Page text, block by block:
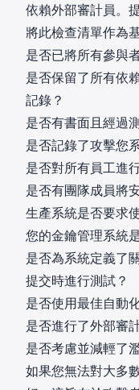
依賴外部審計員。
將此檢查清單作為
是否已將所有參與
是否保留了所有依
記錄？
是否有書面且經過
是否記錄了攻擊您
是否對所有員工進
是否有團隊成員將
生產系統是否要求
您的金鑰管理系統
是否為系統定義了
提交時進行測試？
是否使用最佳自動
是否進行了外部審
是否考慮並減輕了
如果您無法對大多